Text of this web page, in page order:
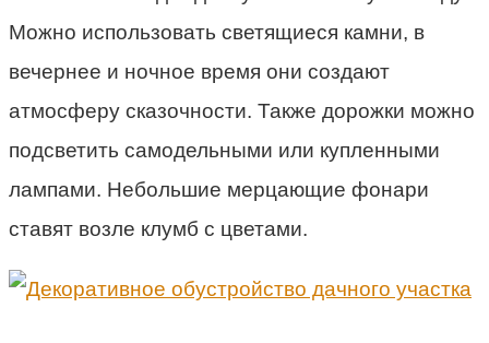
Можно использовать светящиеся камни, в
вечернее и ночное время они создают
атмосферу сказочности. Также дорожки можно
подсветить самодельными или купленными
лампами. Небольшие мерцающие фонари
ставят возле клумб с цветами.